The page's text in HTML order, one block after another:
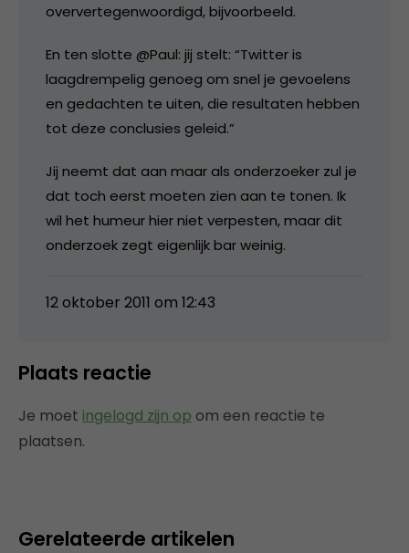
oververtegenwoordigd, bijvoorbeeld.
En ten slotte @Paul: jij stelt: “Twitter is
laagdrempelig genoeg om snel je gevoelens
en gedachten te uiten, die resultaten hebben
tot deze conclusies geleid.”
Jij neemt dat aan maar als onderzoeker zul je
dat toch eerst moeten zien aan te tonen. Ik
wil het humeur hier niet verpesten, maar dit
onderzoek zegt eigenlijk bar weinig.
12 oktober 2011 om 12:43
Plaats reactie
Je moet ingelogd zijn op om een reactie te
plaatsen.
Gerelateerde artikelen